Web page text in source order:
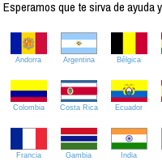
Esperamos que te sirva de ayuda
Andorra Argentina Bélgica
Colombia Costa Rica Ecuador
Francia Gambia India